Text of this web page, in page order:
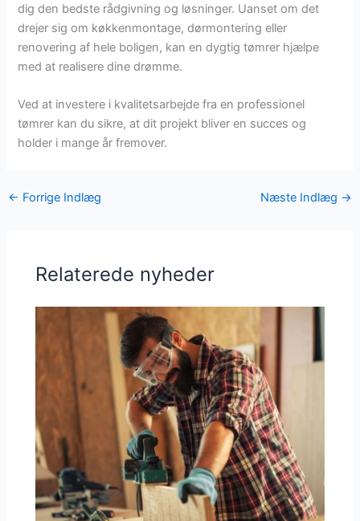
dig den bedste rådgivning og løsninger. Uanset om det
drejer sig om køkkenmontage, dørmontering eller
renovering af hele boligen, kan en dygtig tømrer hjælpe
med at realisere dine drømme.
Ved at investere i kvalitetsarbejde fra en professionel
tømrer kan du sikre, at dit projekt bliver en succes og
holder i mange år fremover.
← Forrige Indlæg Næste Indlæg →
Relaterede nyheder